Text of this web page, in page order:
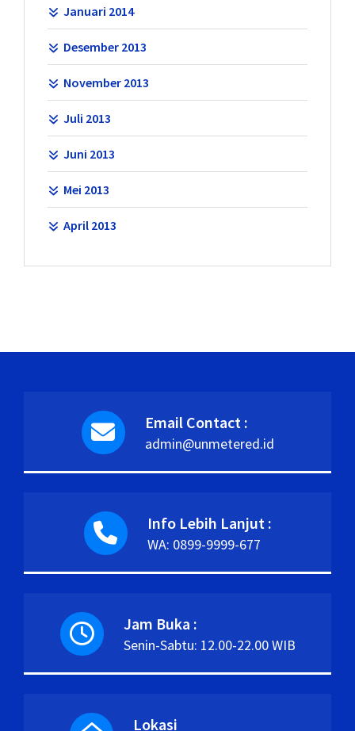
Januari 2014
Desember 2013
November 2013
Juli 2013
Juni 2013
Mei 2013
April 2013
Email Contact :
admin@unmetered.id
Info Lebih Lanjut :
WA: 0899-9999-677
Jam Buka :
Senin-Sabtu: 12.00-22.00 WIB
Lokasi